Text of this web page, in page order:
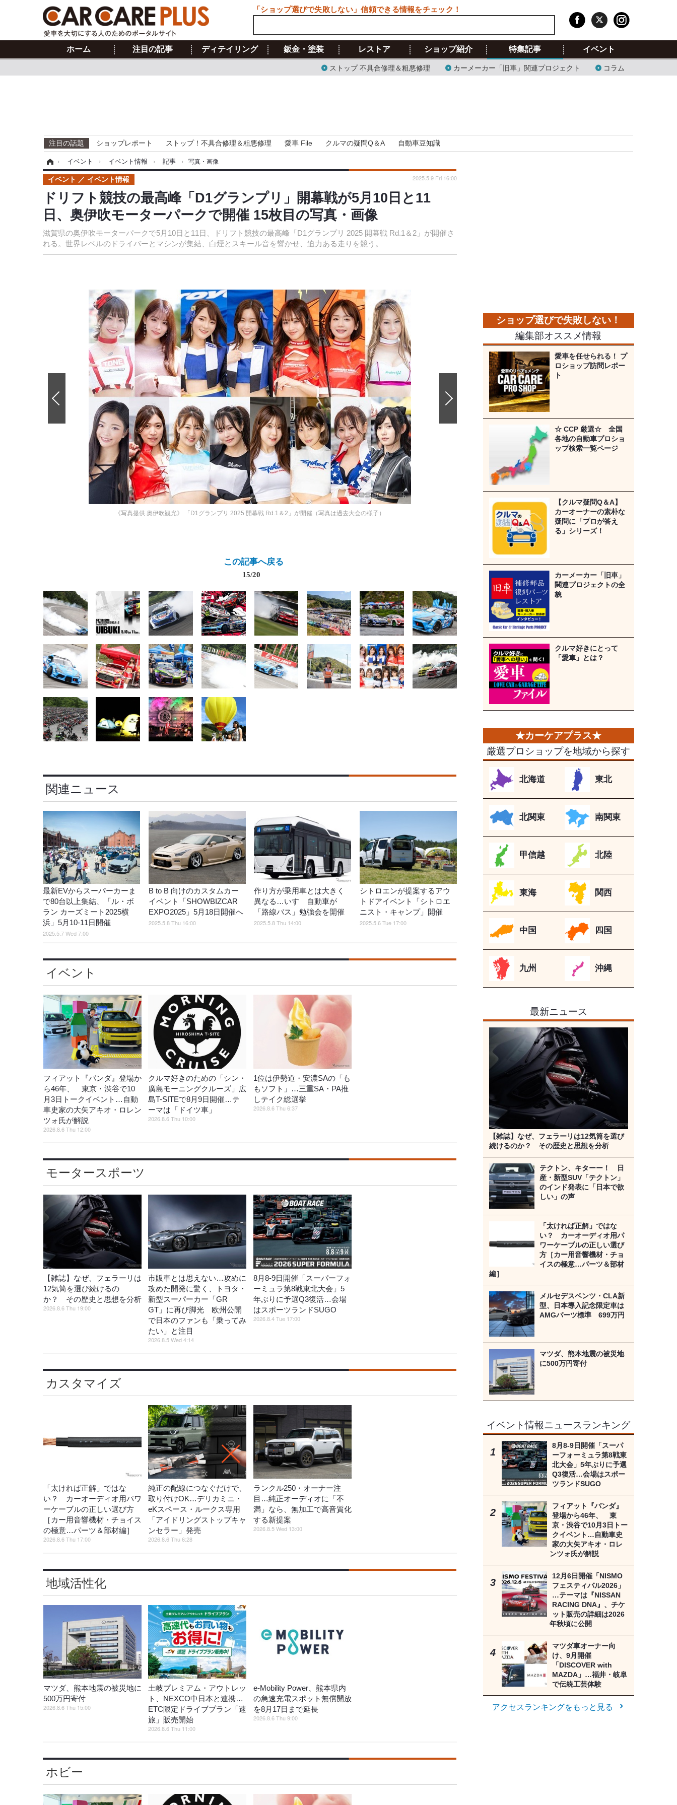
ホーム 注目の記事 ディテイリング 鈑金・塗装 レストア ショップ紹介 特集記事
ストップ 不具合修理＆粗悪修理 カーメーカー「旧車」関連プロジェクト コラム
イベント
注目の話題 ショップレポート ストップ！不具合修理＆粗悪修理 愛車 File クルマの疑問Q＆A 自動車豆知識
› イベント › イベント情報 › 記事 › 写真・画像
ドリフト競技の最高峰「D1グランプリ」開幕戦が5月10日と11
日、奥伊吹モーターパークで開催 15枚目の写真・画像
滋賀県の奥伊吹モーターパークで5月10日と11日、ドリフト競技の最高峰「D1グランプリ 2025 開幕戦 Rd.1＆2」が開催さ
れる。世界レベルのドライバーとマシンが集結、白煙とスキール音を響かせ、迫力ある走りを競う。
イベント イベント情報 2025.5.9 Fri 16:00
《写真提供 奥伊吹観光》 「D1グランプリ 2025 開幕戦 Rd.1＆2」が開催（写真は過去大会の様子）
この記事へ戻る
15/20
関連ニュース
最新EVからスーパーカーま
で80台以上集結、「ル・ボ
ラン カーズミート2025横
浜」5月10-11日開催
2025.5.7 Wed 7:00
B to B 向けのカスタムカー
イベント「SHOWBIZCAR
EXPO2025」5月18日開催へ
2025.5.8 Thu 16:00
作り方が乗用車とは大きく
異なる…いすゞ自動車が
「路線バス」勉強会を開催
2025.5.8 Thu 14:00
シトロエンが提案するアウ
トドアイベント「シトロエ
ニスト・キャンプ」開催
2025.5.6 Tue 17:00
イベント
フィアット『パンダ』登場か
ら46年、 東京・渋谷で10
月3日トークイベント…自動
車史家の大矢アキオ・ロレン
ツォ氏が解説
2026.8.6 Thu 12:00
クルマ好きのための「シン・
廣島モーニングクルーズ」広
島T-SITEで8月9日開催…テ
ーマは「ドイツ車」
2026.8.6 Thu 10:00
1位は伊勢道・安濃SAの「も
もソフト」…三重SA・PA推
しテイク総選挙
2026.8.6 Thu 6:37
モータースポーツ
【雑誌】なぜ、フェラーリは
12気筒を選び続けるの
か？ その歴史と思想を分析
2026.8.6 Thu 19:00
市販車とは思えない…攻めに
攻めた開発に驚く、トヨタ・
新型スーパーカー「GR
GT」に再び脚光 欧州公開
で日本のファンも「乗ってみ
たい」と注目
2026.8.5 Wed 4:14
8月8‐9日開催「スーパーフォ
ーミュラ第8戦東北大会」5
年ぶりに予選Q3復活…会場
はスポーツランドSUGO
2026.8.4 Tue 17:00
カスタマイズ
「太ければ正解」ではな
い？ カーオーディオ用パワ
ーケーブルの正しい選び方
［カー用音響機材・チョイス
の極意…パーツ＆部材編］
2026.8.6 Thu 17:00
純正の配線につなぐだけで、
取り付けOK…デリカミニ・
eKスペース・ルークス専用
「アイドリングストップキャ
ンセラー」発売
2026.8.6 Thu 6:28
ランクル250・オーナー注
目…純正オーディオに「不
満」なら、無加工で高音質化
する新提案
2026.8.5 Wed 13:00
地域活性化
マツダ、熊本地震の被災地に
500万円寄付
2026.8.6 Thu 15:00
土岐プレミアム・アウトレッ
ト、NEXCO中日本と連携…
ETC限定ドライブプラン「速
旅」販売開始
2026.8.6 Thu 11:00
e-Mobility Power、熊本県内
の急速充電スポット無償開放
を8月17日まで延長
2026.8.6 Thu 9:00
ホビー
編集部オススメ情報
愛車を任せられる！ プ
ロショップ訪問レポー
ト
☆ CCP 厳選☆ 全国
各地の自動車プロショ
ップ検索一覧ページ
【クルマ疑問Q＆A】
カーオーナーの素朴な
疑問に「プロが答え
る」シリーズ！
カーメーカー「旧車」
関連プロジェクトの全
貌
クルマ好きにとって
「愛車」とは？
厳選プロショップを地域から探す
北海道 東北
北関東 南関東
甲信越 北陸
東海 関西
中国 四国
九州 沖縄
最新ニュース
【雑誌】なぜ、フェラーリは12気筒を選び
続けるのか？ その歴史と思想を分析
テクトン、キターー！ 日
産・新型SUV「テクトン」
のインド発表に「日本で欲
しい」の声
「太ければ正解」ではな
い？ カーオーディオ用パ
ワーケーブルの正しい選び
方［カー用音響機材・チョ
イスの極意…パーツ＆部材
編］
メルセデスベンツ・CLA新
型、日本導入記念限定車は
AMGパーツ標準 699万円
マツダ、熊本地震の被災地
に500万円寄付
イベント情報ニュースランキング
8月8‐9日開催「スーパ
ーフォーミュラ第8戦東
北大会」5年ぶりに予選
Q3復活…会場はスポー
ツランドSUGO
フィアット『パンダ』
登場から46年、 東
京・渋谷で10月3日トー
クイベント…自動車史
家の大矢アキオ・ロレ
ンツォ氏が解説
12月6日開催「NISMO
フェスティバル2026」
…テーマは『NISSAN
RACING DNA』、チケ
ット販売の詳細は2026
年秋頃に公開
マツダ車オーナー向
け、9月開催
「DISCOVER with
MAZDA」…福井・岐阜
で伝統工芸体験
アクセスランキングをもっと見る
「ショップ選びで失敗しない」信頼できる情報をチェック！